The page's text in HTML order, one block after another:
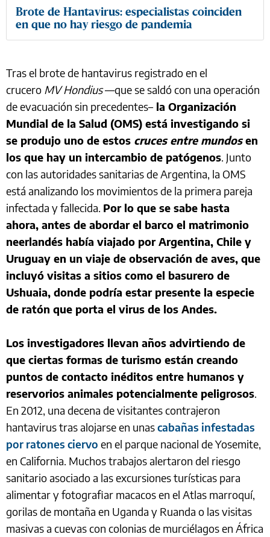
Brote de Hantavirus: especialistas coinciden
en que no hay riesgo de pandemia
Tras el brote de hantavirus registrado en el
crucero MV Hondius—que se saldó con una operación
de evacuación sin precedentes–la Organización
Mundial de la Salud (OMS) está investigando si
se produjo uno de estos cruces entre mundosen
los que hay un intercambio de patógenos. Junto
con las autoridades sanitarias de Argentina, la OMS
está analizando los movimientos de la primera pareja
infectada y fallecida. Por lo que se sabe hasta
ahora, antes de abordar el barco el matrimonio
neerlandés había viajado por Argentina, Chile y
Uruguay en un viaje de observación de aves, que
incluyó visitas a sitios como el basurero de
Ushuaia, donde podría estar presente la especie
de ratón que porta el virus de los Andes.
Los investigadores llevan años advirtiendo de
que ciertas formas de turismo están creando
puntos de contacto inéditos entre humanos y
reservorios animales potencialmente peligrosos.
En 2012, una decena de visitantes contrajeron
hantavirus tras alojarse en unascabañas infestadas
por ratones ciervo en el parque nacional de Yosemite,
en California. Muchos trabajos alertaron del riesgo
sanitario asociado a las excursiones turísticas para
alimentar y fotografiar macacos en el Atlas marroquí,
gorilas de montaña en Uganda y Ruanda o las visitas
masivas a cuevas con colonias de murciélagos en África